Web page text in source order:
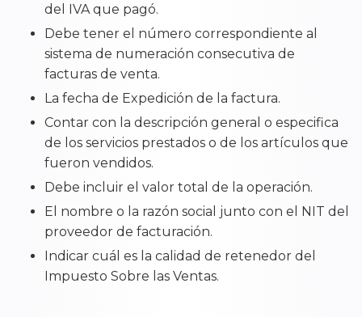
del IVA que pagó.
Debe tener el número correspondiente al
sistema de numeración consecutiva de
facturas de venta.
La fecha de Expedición de la factura.
Contar con la descripción general o especifica
de los servicios prestados o de los artículos que
fueron vendidos.
Debe incluir el valor total de la operación.
El nombre o la razón social junto con el NIT del
proveedor de facturación.
Indicar cuál es la calidad de retenedor del
Impuesto Sobre las Ventas.